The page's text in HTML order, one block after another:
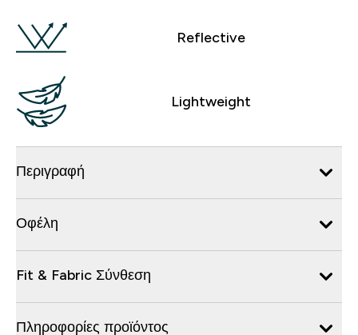
Reflective
Lightweight
Περιγραφή
Οφέλη
Fit & Fabric Σύνθεση
Πληροφορίες προϊόντος